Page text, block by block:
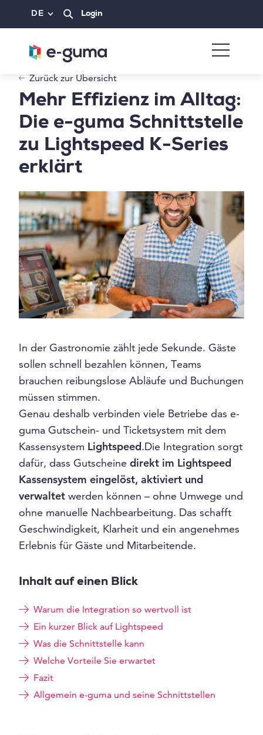
DE Login
Zurück zur Übersicht
Mehr Effizienz im Alltag:
Die e-guma Schnittstelle
zu Lightspeed K-Series
erklärt
In der Gastronomie zählt jede Sekunde. Gäste
sollen schnell bezahlen können, Teams
brauchen reibungslose Abläufe und Buchungen
müssen stimmen.
Genau deshalb verbinden viele Betriebe das e-
guma Gutschein- und Ticketsystem mit dem
Kassensystem Lightspeed.Die Integration sorgt
dafür, dass Gutscheine direkt im Lightspeed
Kassensystem eingelöst, aktiviert und
verwaltet werden können – ohne Umwege und
ohne manuelle Nachbearbeitung. Das schafft
Geschwindigkeit, Klarheit und ein angenehmes
Erlebnis für Gäste und Mitarbeitende.
Inhalt auf einen Blick
Warum die Integration so wertvoll ist
Ein kurzer Blick auf Lightspeed
Was die Schnittstelle kann
Welche Vorteile Sie erwartet
Fazit
Allgemein e-guma und seine Schnittstellen